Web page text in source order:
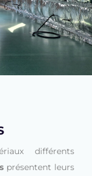
différents
présentent leurs